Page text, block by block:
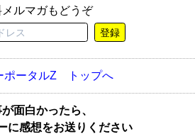
ルマガもどうぞ
登録
ポータルZ トップへ
面白かったら、
に感想をお送りください